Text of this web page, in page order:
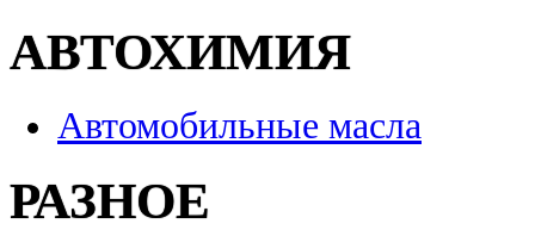
АВТОХИМИЯ
Автомобильные масла
РАЗНОЕ